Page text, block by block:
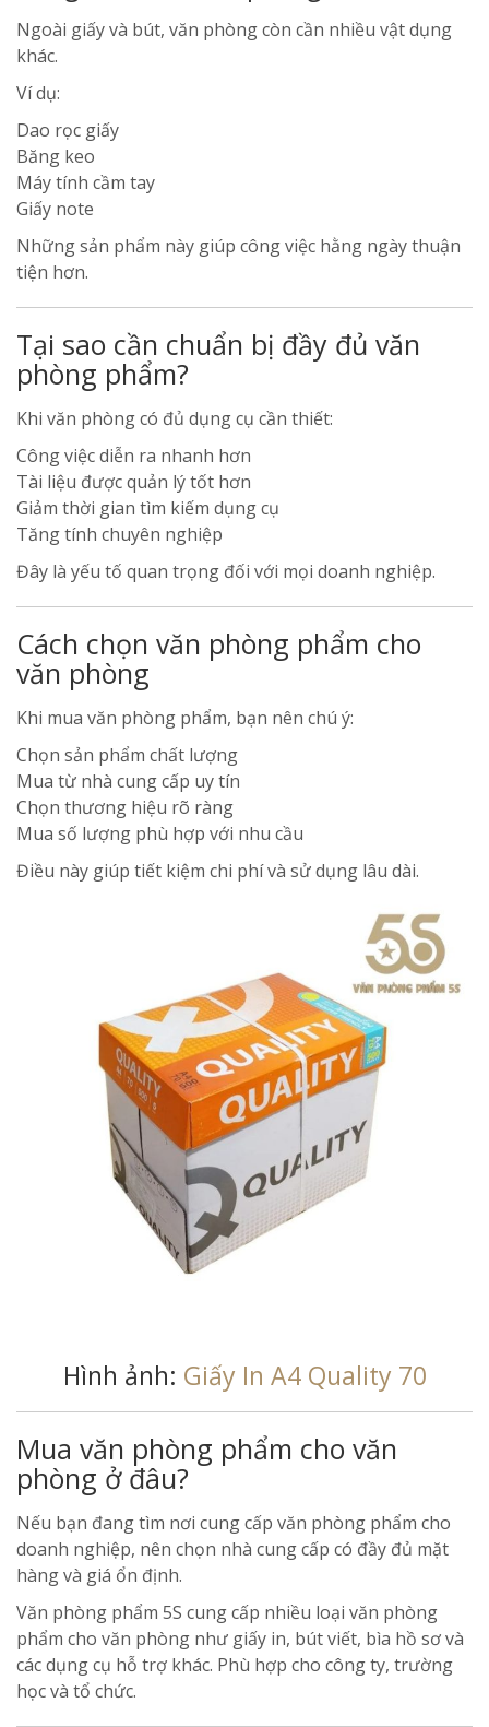
Ngoài giấy và bút, văn phòng còn cần nhiều vật dụng
khác.
Ví dụ:
Dao rọc giấy
Băng keo
Máy tính cầm tay
Giấy note
Những sản phẩm này giúp công việc hằng ngày thuận
tiện hơn.
Tại sao cần chuẩn bị đầy đủ văn
phòng phẩm?
Khi văn phòng có đủ dụng cụ cần thiết:
Công việc diễn ra nhanh hơn
Tài liệu được quản lý tốt hơn
Giảm thời gian tìm kiếm dụng cụ
Tăng tính chuyên nghiệp
Đây là yếu tố quan trọng đối với mọi doanh nghiệp.
Cách chọn văn phòng phẩm cho
văn phòng
Khi mua văn phòng phẩm, bạn nên chú ý:
Chọn sản phẩm chất lượng
Mua từ nhà cung cấp uy tín
Chọn thương hiệu rõ ràng
Mua số lượng phù hợp với nhu cầu
Điều này giúp tiết kiệm chi phí và sử dụng lâu dài.
Hình ảnh: Giấy In A4 Quality 70
Mua văn phòng phẩm cho văn
phòng ở đâu?
Nếu bạn đang tìm nơi cung cấp văn phòng phẩm cho
doanh nghiệp, nên chọn nhà cung cấp có đầy đủ mặt
hàng và giá ổn định.
Văn phòng phẩm 5S cung cấp nhiều loại văn phòng
phẩm cho văn phòng như giấy in, bút viết, bìa hồ sơ và
các dụng cụ hỗ trợ khác. Phù hợp cho công ty, trường
học và tổ chức.